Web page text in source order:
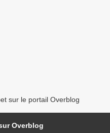
sur le portail Overblog
Overblog